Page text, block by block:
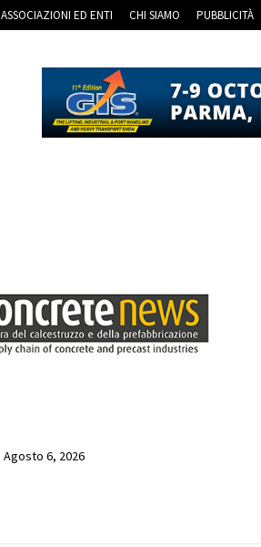
ASSOCIAZIONI ED ENTI CHI SIAMO PUBBLICITÀ
6, 2026